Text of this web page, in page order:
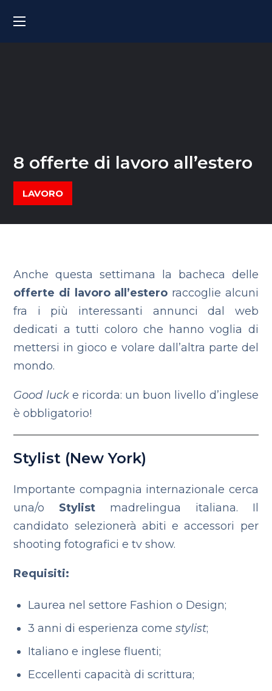
8 offerte di lavoro all’estero
LAVORO
‪Anche questa settimana la bacheca delle
offerte di lavoro all’estero raccoglie alcuni
fra i più interessanti annunci dal web
dedicati a tutti coloro che hanno voglia di
mettersi in gioco e volare dall’altra parte del
mondo.
Good lucke ricorda: un buon livello d’inglese
è obbligatorio!
Stylist (New York)
Importante compagnia internazionale cerca
una/o Stylist madrelingua italiana. Il
candidato selezionerà abiti e accessori per
shooting fotografici e tv show.
Requisiti:
Laurea nel settore Fashion o Design;
3 anni di esperienza come stylist;
Italiano e inglese fluenti;
Eccellenti capacità di scrittura;